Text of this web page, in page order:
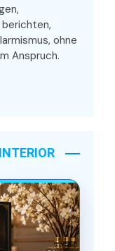
ohne
Anspruch.